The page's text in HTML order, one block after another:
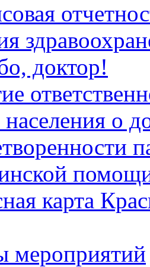
доктор!
о
карта
мероприятий